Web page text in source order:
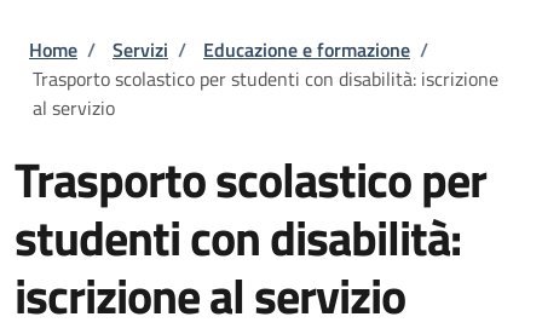
Briciole di pane
Home / Servizi / Educazione e formazione /
Trasporto scolastico per studenti con disabilità: iscrizione
al servizio
Trasporto scolastico per
studenti con disabilità:
iscrizione al servizio